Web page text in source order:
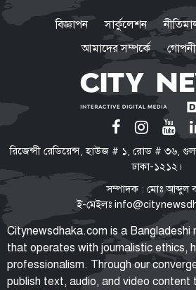
স্থগিত, ২৪
নির্দেশ
বাংলাদেশে
হয়: সংবিধান
এই পদ্ধতি?
প্রথম
পরীক্ষায়
পুলিশের ৭
বিজ্ঞাপন সার্কুলেশন
আমাদের সম্পর্কে
রিজেন্সী রেডিয়েন্স, হাউজ # ১, রোড # ৩৬,
ঢাকা-১২১২।
সম্পাদক : মোঃ আব্দুল
ই-মেইলঃ
Citynewsdhaka.com is a Bangladeshi
that operates with journalistic ethics,
professionalism. Through our
publish text, audio, and video content